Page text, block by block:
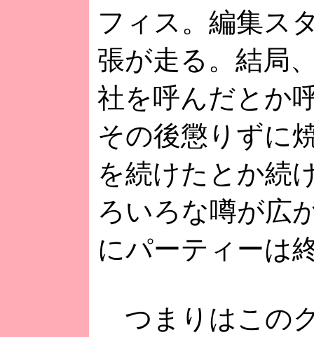
フィス。編集ス
張が走る。結局
社を呼んだとか
その後懲りずに
を続けたとか続
ろいろな噂が広
にパーティーは
つまりはこの